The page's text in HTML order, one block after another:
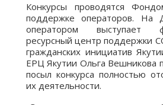
Конкурсы проводятся
поддержке операторов. На
оператором выступает
ресурсный центр поддержки
гражданских инициатив
ЕРЦ Якутии Ольга Вешникова
посыл конкурса полностью
их деятельности.